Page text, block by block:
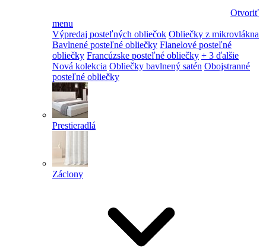
Otvoriť
menu
Výpredaj posteľných obliečok Obliečky z mikrovlákna
Bavlnené posteľné obliečky Flanelové posteľné
obliečky Francúzske posteľné obliečky + 3 ďalšie
Nová kolekcia Obliečky bavlnený satén Obojstranné
posteľné obliečky
Prestieradlá
Záclony